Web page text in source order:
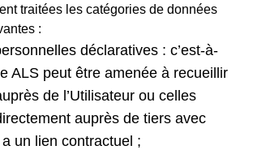
traitées les catégories de données
:
déclaratives : c’est-à-
ALS peut être amenée à recueillir
de l’Utilisateur ou celles
auprès de tiers avec
un lien contractuel ;